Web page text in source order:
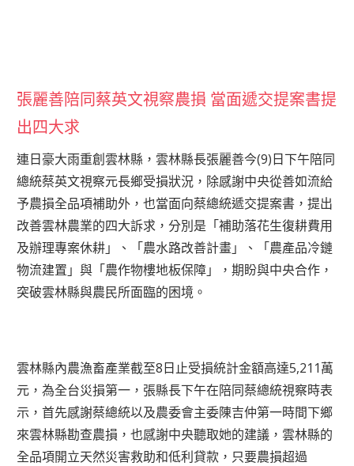
張麗善陪同蔡英文視察農損 當面遞交提案書提
出四大求
連日豪大雨重創雲林縣，雲林縣長張麗善今(9)日下午陪同
總統蔡英文視察元長鄉受損狀況，除感謝中央從善如流給
予農損全品項補助外，也當面向蔡總統遞交提案書，提出
改善雲林農業的四大訴求，分別是「補助落花生復耕費用
及辦理專案休耕」、「農水路改善計畫」、「農產品冷鏈
物流建置」與「農作物樓地板保障」，期盼與中央合作，
突破雲林縣與農民所面臨的困境。
雲林縣內農漁畜產業截至8日止受損統計金額高達5,211萬
元，為全台災損第一，張縣長下午在陪同蔡總統視察時表
示，首先感謝蔡總統以及農委會主委陳吉仲第一時間下鄉
來雲林縣勘查農損，也感謝中央聽取她的建議，雲林縣的
全品項開立天然災害救助和低利貸款，只要農損超過